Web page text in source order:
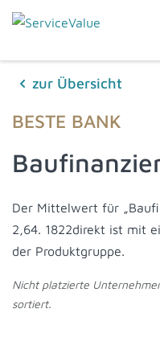
zur Übersicht
BESTE BANK
Der Mittelwert für
2,64. 1822direkt ist mit
der Produktgruppe.
Nicht platzierte
sortiert.